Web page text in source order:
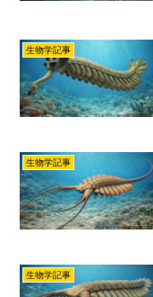
生物学記事
生物学記事
生物学記事